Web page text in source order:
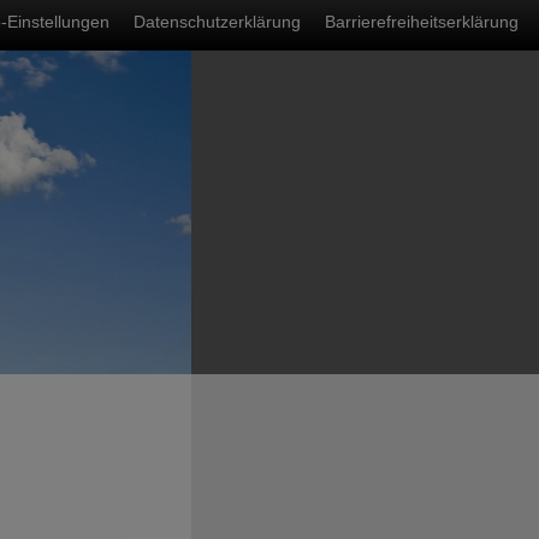
Einstellungen Datenschutzerklärung Barrierefreiheitserklärung